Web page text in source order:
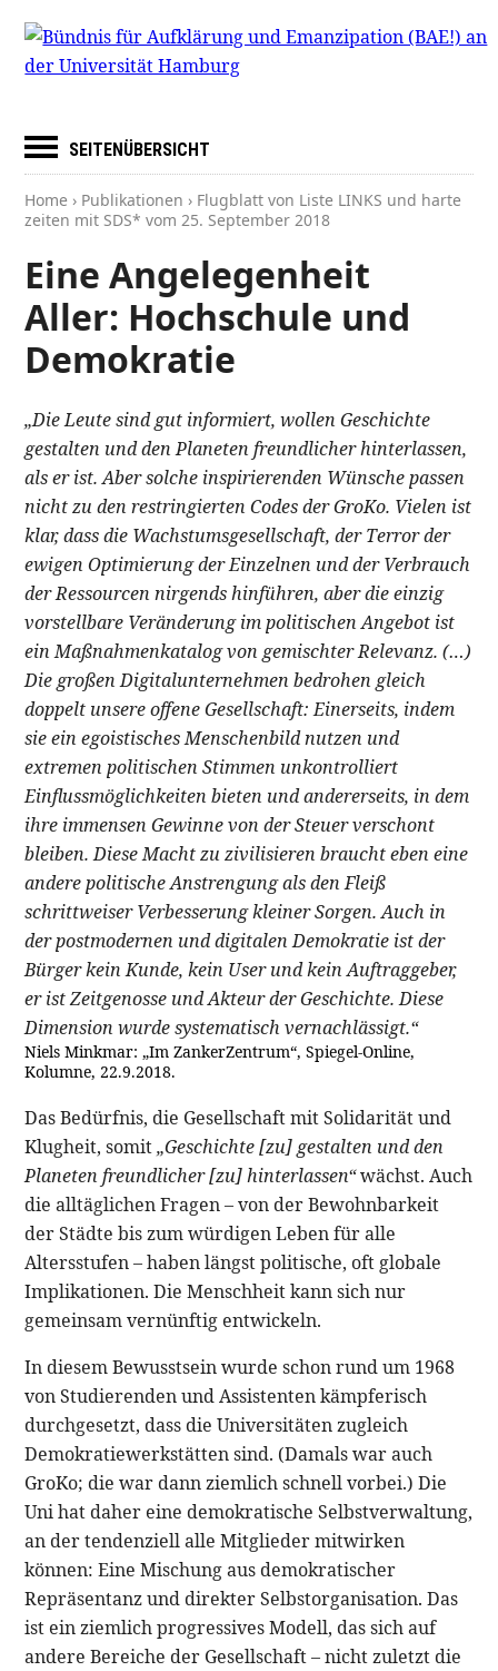
SEITENÜBERSICHT
Home › Publikationen › Flugblatt von Liste LINKS und harte
zeiten mit SDS* vom25. September 2018
Eine Angelegenheit
Aller: Hochschule und
Demokratie
„Die Leute sind gut informiert, wollen Geschichte
gestalten und den Planeten freundlicher hinterlassen,
als er ist. Aber solche inspirierenden Wünsche passen
nicht zu den restringierten Codes der GroKo. Vielen ist
klar, dass die Wachstumsgesellschaft, der Terror der
ewigen Optimierung der Einzelnen und der Verbrauch
der Ressourcen nirgends hinführen, aber die einzig
vorstellbare Veränderung im politischen Angebot ist
ein Maßnahmenkatalog von gemischter Relevanz. (…)
Die großen Digitalunternehmen bedrohen gleich
doppelt unsere offene Gesellschaft: Einerseits, indem
sie ein egoistisches Menschenbild nutzen und
extremen politischen Stimmen unkontrolliert
Einflussmöglichkeiten bieten und andererseits, in dem
ihre immensen Gewinne von der Steuer verschont
bleiben. Diese Macht zu zivilisieren braucht eben eine
andere politische Anstrengung als den Fleiß
schrittweiser Verbesserung kleiner Sorgen. Auch in
der postmodernen und digitalen Demokratie ist der
Bürger kein Kunde, kein User und kein Auftraggeber,
er ist Zeitgenosse und Akteur der Geschichte. Diese
Dimension wurde systematisch vernachlässigt.“
Niels Minkmar: „Im ZankerZentrum“, Spiegel-Online,
Kolumne, 22.9.2018.
Das Bedürfnis, die Gesellschaft mit Solidarität und
Klugheit, somit„Geschichte [zu] gestalten und den
Planeten freundlicher [zu] hinterlassen“wächst. Auch
die alltäglichen Fragen – von der Bewohnbarkeit
der Städte bis zum würdigen Leben für alle
Altersstufen – haben längst politische, oft globale
Implikationen. Die Menschheit kann sich nur
gemeinsam vernünftig entwickeln.
In diesem Bewusstsein wurde schon rund um 1968
von Studierenden und Assistenten kämpferisch
durchgesetzt, dass die Universitäten zugleich
Demokratiewerkstätten sind. (Damals war auch
GroKo; die war dann ziemlich schnell vorbei.) Die
Uni hat daher eine demokratische Selbstverwaltung,
an der tendenziell alle Mitglieder mitwirken
können: Eine Mischung aus demokratischer
Repräsentanz und direkter Selbstorganisation. Das
ist ein ziemlich progressives Modell, das sich auf
andere Bereiche der Gesellschaft – nicht zuletzt die